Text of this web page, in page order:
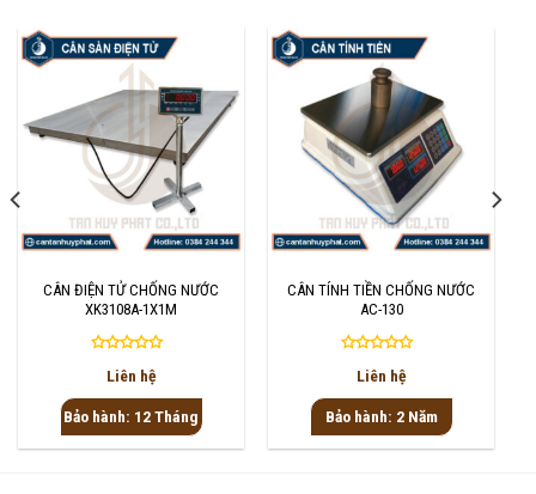
CÂN ĐIỆN TỬ CHỐNG NƯỚC
XK3108A-1X1M
Được
hạng
0
5
Liên hệ
Bảo hành: 12 Tháng
CÂN TÍNH TIỀN CHỐNG NƯỚC
AC-130
Được
hạng
0
5
Liên hệ
Bảo hành: 2 Năm